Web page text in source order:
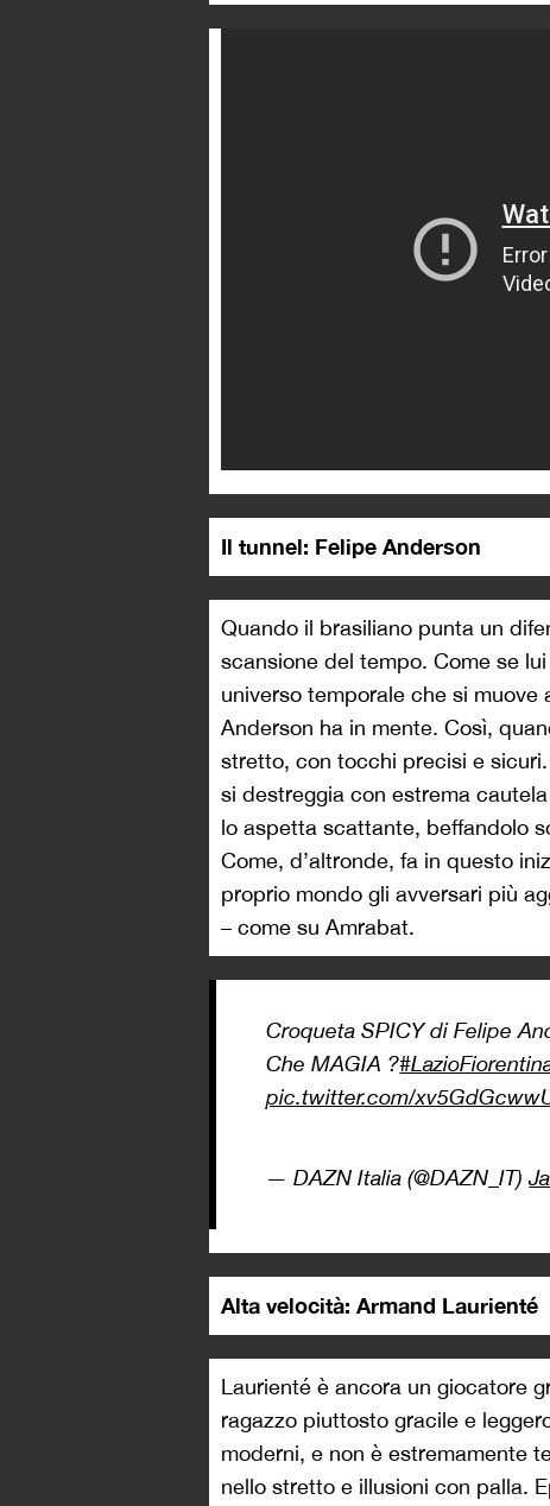
Il tunnel: Felipe Anderson
Quando il brasiliano punta un
scansione del tempo. Come se
universo temporale che si
Anderson ha in mente. Così,
stretto, con tocchi precisi e
si destreggia con estrema
lo aspetta scattante, beffandolo
Come, d’altronde, fa in questo
proprio mondo gli avversari più
– come su Amrabat.
Croqueta SPICY di Felipe
Che MAGIA ?
pic.twitter.com/
— DAZN Italia (@DAZN_IT)
Alta velocità: Armand Laurienté
Laurienté è ancora un giocatore
ragazzo piuttosto gracile e
moderni, e non è estremamente
nello stretto e illusioni con palla.